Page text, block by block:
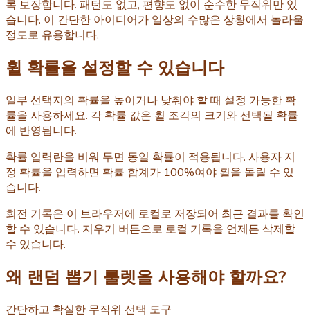
록 보장합니다. 패턴도 없고, 편향도 없이 순수한 무작위만 있
습니다. 이 간단한 아이디어가 일상의 수많은 상황에서 놀라울
정도로 유용합니다.
휠 확률을 설정할 수 있습니다
일부 선택지의 확률을 높이거나 낮춰야 할 때 설정 가능한 확
률을 사용하세요. 각 확률 값은 휠 조각의 크기와 선택될 확률
에 반영됩니다.
확률 입력란을 비워 두면 동일 확률이 적용됩니다. 사용자 지
정 확률을 입력하면 확률 합계가 100%여야 휠을 돌릴 수 있
습니다.
회전 기록은 이 브라우저에 로컬로 저장되어 최근 결과를 확인
할 수 있습니다. 지우기 버튼으로 로컬 기록을 언제든 삭제할
수 있습니다.
왜 랜덤 뽑기 룰렛을 사용해야 할까요?
간단하고 확실한 무작위 선택 도구